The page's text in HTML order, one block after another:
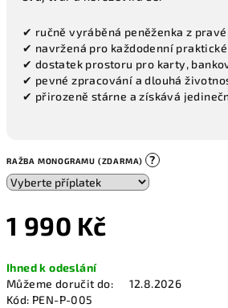
✔ ručně vyráběná peněženka z pravé
✔ navržená pro každodenní
✔ dostatek prostoru pro karty,
✔ pevné zpracování a dlouhá
✔ přirozeně stárne a získává
RAŽBA MONOGRAMU (ZDARMA) ?
1 990 Kč
cena:
Ihned k odeslání
Můžeme doručit do:
12.8.2026
Kód: PEN-P-005